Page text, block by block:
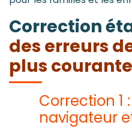
Correction
des erreurs
plus
Correction 1
navigateur